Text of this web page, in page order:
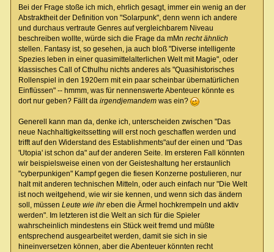
Bei der Frage stoße ich mich, ehrlich gesagt, immer ein wenig an der
Abstraktheit der Definition von "Solarpunk", denn wenn ich andere
und durchaus vertraute Genres auf vergleichbarem Niveau
beschreiben wollte, würde sich die Frage da mMn recht ähnlich
stellen. Fantasy ist, so gesehen, ja auch bloß "Diverse intelligente
Spezies leben in einer quasimittelalterlichen Welt mit Magie", oder
klassisches Call of Cthulhu nichts anderes als "Quasihistorisches
Rollenspiel in den 1920ern mit ein paar scheinbar übernatürlichen
Einflüssen" -- hmmm, was für nennenswerte Abenteuer könnte es
dort nur geben? Fällt da irgendjemandemwas ein?
Generell kann man da, denke ich, unterscheiden zwischen "Das
neue Nachhaltigkeitssetting will erst noch geschaffen werden und
trifft auf den Widerstand des Establishments"auf der einen und "Das
'Utopia' ist schon da" auf der anderen Seite. Im ersteren Fall könnten
wir beispielsweise einen von der Geisteshaltung her erstaunlich
"cyberpunkigen" Kampf gegen die fiesen Konzerne postulieren, nur
halt mit anderen technischen Mitteln, oder auch einfach nur "Die Welt
ist noch weitgehend, wie wir sie kennen, und wenn sich das ändern
soll, müssen Leute wie ihreben die Ärmel hochkrempeln und aktiv
werden". Im letzteren ist die Welt an sich für die Spieler
wahrscheinlich mindestens ein Stück weit fremd und müßte
entsprechend ausgearbeitet werden, damit sie sich in sie
hineinversetzen können, aber die Abenteuer könnten recht